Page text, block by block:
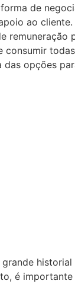
de
ao cliente.
remuneração
consumir
das opções
historial
é